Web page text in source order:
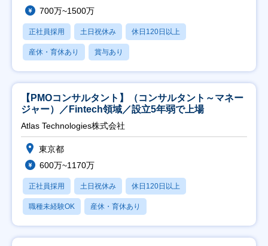
700万~1500万
正社員採用 土日祝休み 休日120日以上
産休・育休あり 賞与あり
【PMOコンサルタント】（コンサルタント～マネー
ジャー）／Fintech領域／設立5年弱で上場
Atlas Technologies株式会社
東京都
600万~1170万
正社員採用 土日祝休み 休日120日以上
職種未経験OK 産休・育休あり